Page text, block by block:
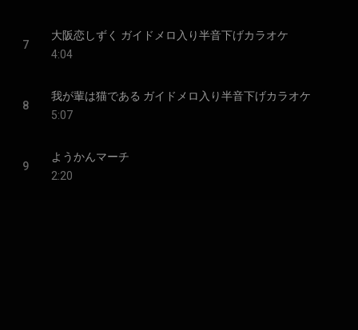
7
大阪恋しずく ガイドメロ入り半音下げカラオケ
4:04
8
我が輩は猫である ガイドメロ入り半音下げカラオケ
5:07
9
ようかんマーチ
2:20